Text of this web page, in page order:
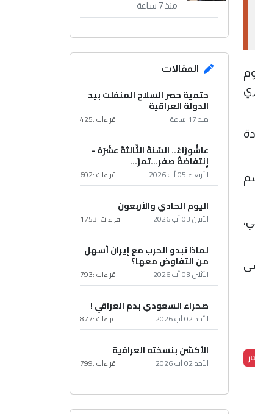
للموسم
منذ 7 ساعة
المقالات
حتمية حصر السلاح المنفلت بيد
الدولة العراقية
منذ 17 ساعة قراءات :425
عاشُورْاءُ.. السّنَةُ الثّالثةَ عشَرَة -
إِنتفاضةُ صفَر…تمرّ...
الأربعاء 05 آب 2026 قراءات :602
اليوم الحادي والأربعون
الأثنين 03 آب 2026 قراءات :1753
لماذا تبدو الحرب مع إيران أسهل
من التفاوض معها؟
الأثنين 03 آب 2026 قراءات :793
صحراء السعودي بدم العراقي !
الأحد 02 آب 2026 قراءات :877
الأكشن بنسخته العراقية
الأحد 02 آب 2026 قراءات :799